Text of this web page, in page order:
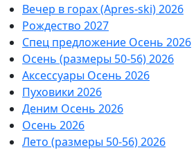
Вечер в горах (Apres-ski) 2026
Рождество 2027
Спец предложение Осень 2026
Осень (размеры 50-56) 2026
Аксессуары Осень 2026
Пуховики 2026
Деним Осень 2026
Осень 2026
Лето (размеры 50-56) 2026